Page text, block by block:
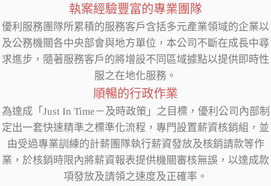
執案經驗豐富的專業團隊
優利服務團隊所累積的服務客戶含括多元產業領域的企業以
及公務機關各中央部會與地方單位，本公司不斷在成長中尋
求進步，隨著服務客戶的將增設不同區域據點以提供即時性
服之在地化服務。
順暢的行政作業
為達成「 Just In Time－及時政策」之目標，優利公司內部制
定出一套快速精準之標準化流程，專門設置薪資核銷組，並
由受過專業訓練的計薪團隊執行薪資發放及核銷請款等作
業，於核銷時限內將薪資報表提供機關審核無誤，以達成款
項發放及請領之速度及正確率。